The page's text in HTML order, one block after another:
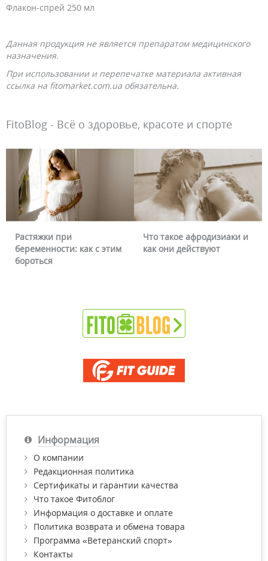
Флакон-спрей 250 мл
Данная продукция не является препаратом медицинского
назначения.
При использовании и перепечатке материала активная
ссылка на fitomarket.com.ua обязательна.
FitoBlog - Всё о здоровье, красоте и спорте
Растяжки при
беременности: как с этим
бороться
Что такое афродизиаки и
как они действуют
Информация
О компании
Редакционная политика
Сертификаты и гарантии качества
Что такое Фитоблог
Информация о доставке и оплате
Политика возврата и обмена товара
Программа «Ветеранский спорт»
Контакты